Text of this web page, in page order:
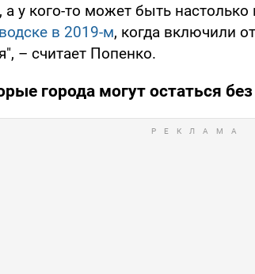
а у кого-то может быть настолько
в 2019-м, когда включили
– считает Попенко.
города могут остаться без